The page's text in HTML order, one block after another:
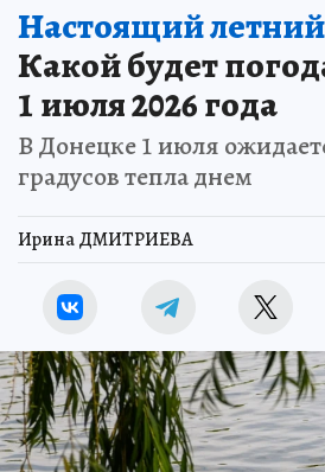
Настоящий
Какой будет
1 июля 2026 года
В Донецке 1 июля
градусов тепла днем
Ирина ДМИТРИЕВА